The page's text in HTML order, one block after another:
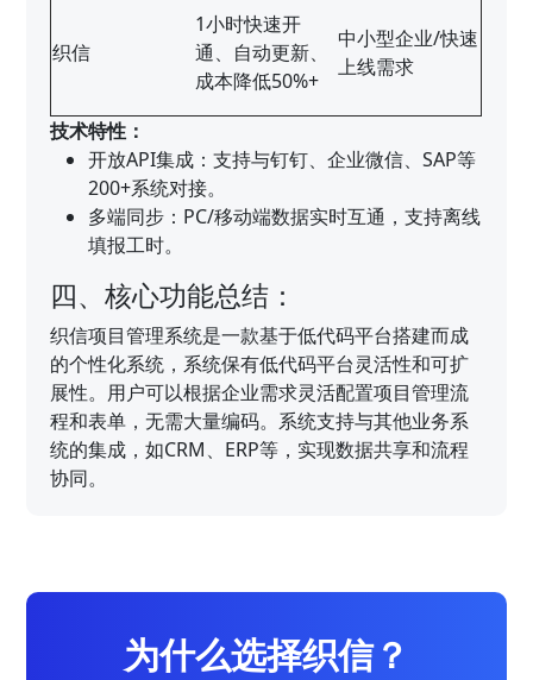
织信
1小时快速开
通、自动更新、
成本降低50%+
中小型企业/快速
上线需求
技术特性：
开放API集成：支持与钉钉、企业微信、SAP等
200+系统对接。
多端同步：PC/移动端数据实时互通，支持离线
填报工时。
四、核心功能总结：
织信项目管理系统是一款基于低代码平台搭建而成
的个性化系统，系统保有低代码平台灵活性和可扩
展性。用户可以根据企业需求灵活配置项目管理流
程和表单，无需大量编码。系统支持与其他业务系
统的集成，如CRM、ERP等，实现数据共享和流程
协同。
为什么选择织信？